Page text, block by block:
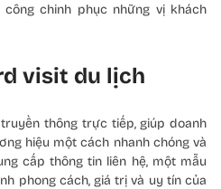
chinh phục những vị khách
visit du lịch
thông trực tiếp, giúp doanh
hiệu một cách nhanh chóng và
cấp thông tin liên hệ, một mẫu
phong cách, giá trị và uy tín của